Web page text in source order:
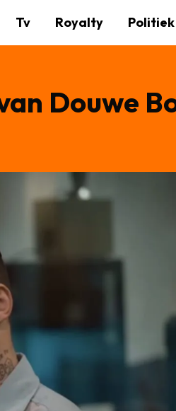
Tv Royalty Politiek
Douwe